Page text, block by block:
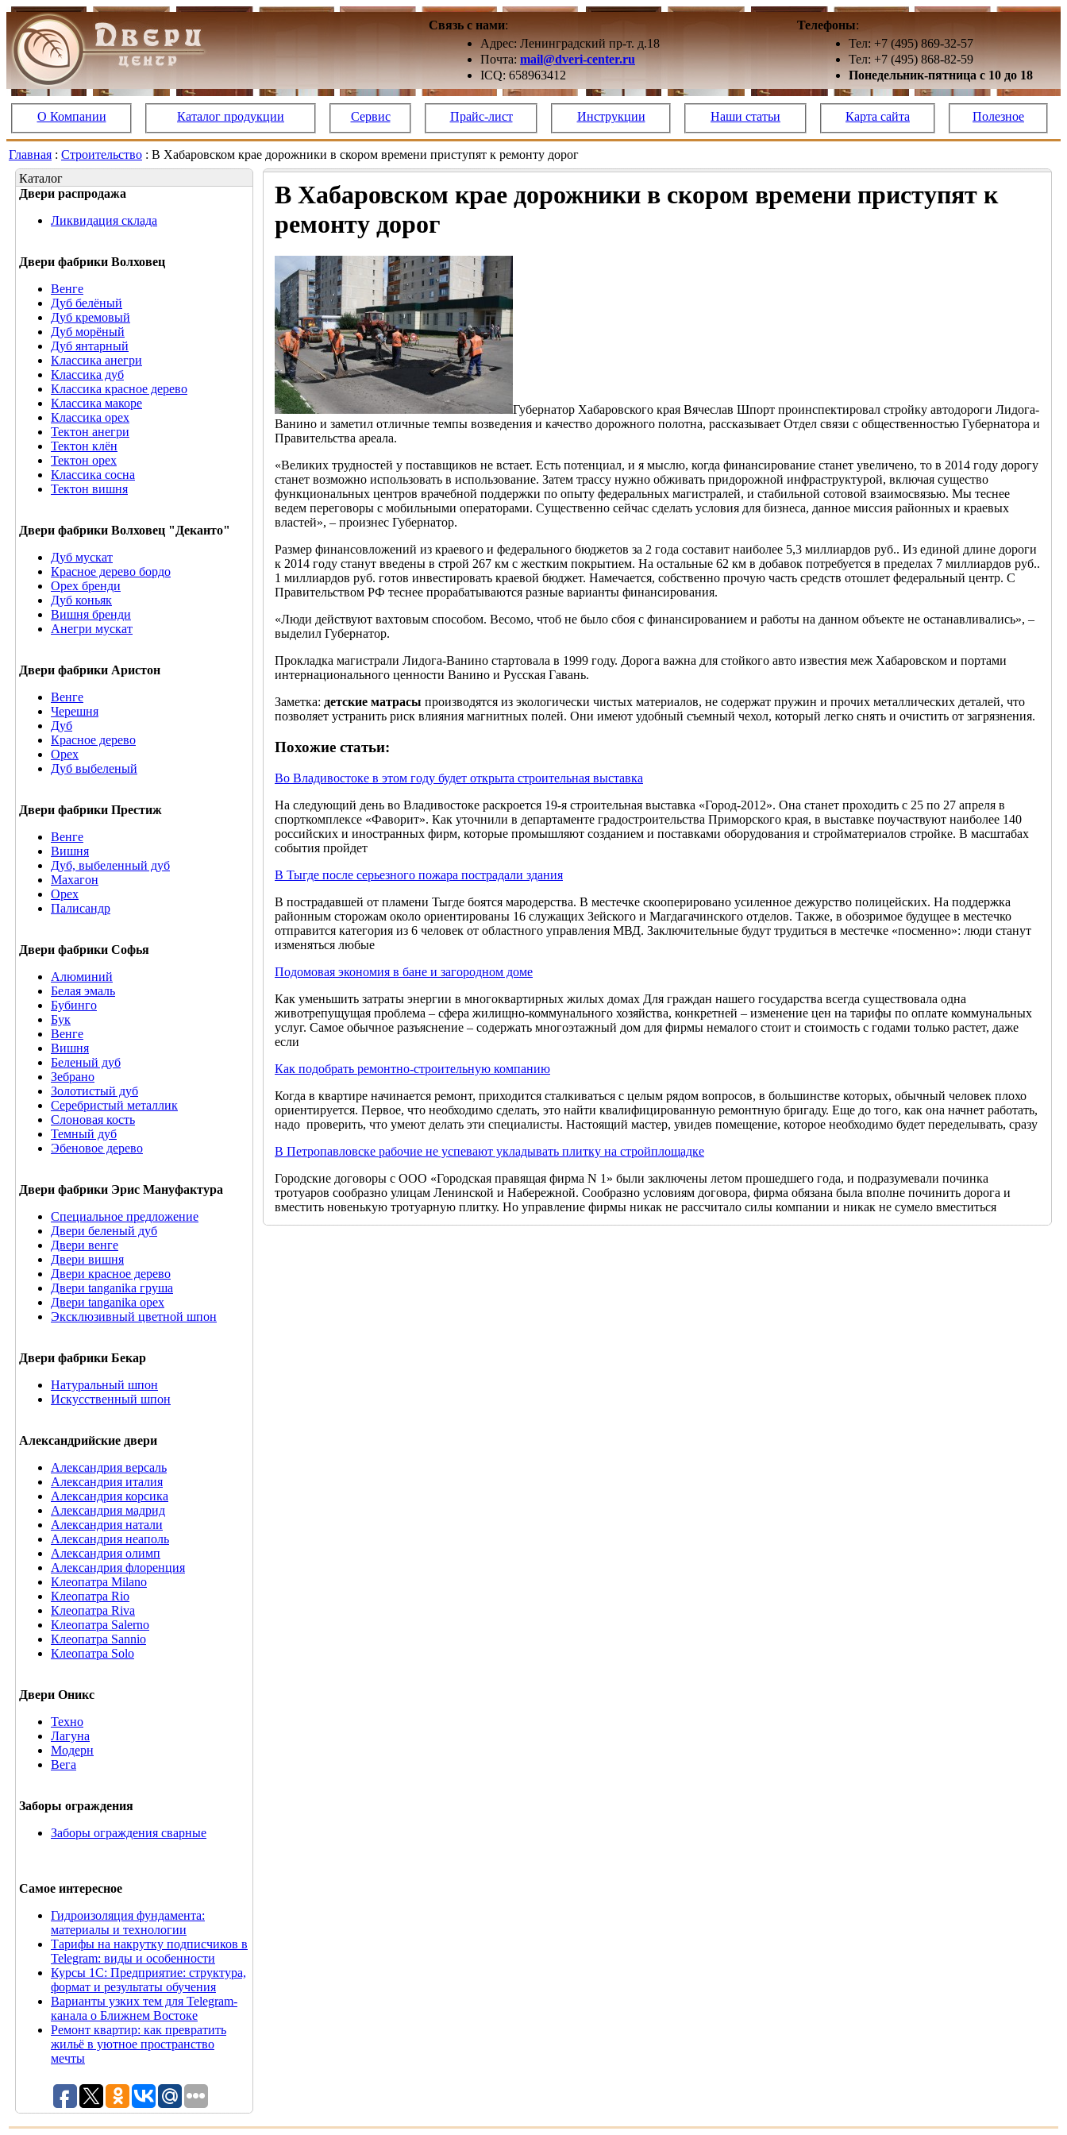
Связь с нами:
Адрес: Ленинградский пр-т. д.18
Почта:mail@dveri-center.ru
ICQ: 658963412
Телефоны:
Тел: +7 (495) 869-32-57
Тел: +7 (495) 868-82-59
Понедельник-пятница с 10 до 18
О Компании Каталог продукции Сервис Прайс-лист Инструкции Наши статьи Карта сайта Полезное
Главная : Строительство : В Хабаровском крае дорожники в скором времени приступят к ремонту дорог
Каталог
Двери распродажа
Ликвидация склада
Двери фабрики Волховец
Венге
Дуб белёный
Дуб кремовый
Дуб морёный
Дуб янтарный
Классика анегри
Классика дуб
Классика красное дерево
Классика макоре
Классика орех
Тектон анегри
Тектон клён
Тектон орех
Классика сосна
Тектон вишня
Двери фабрики Волховец "Деканто"
Дуб мускат
Красное дерево бордо
Орех бренди
Дуб коньяк
Вишня бренди
Анегри мускат
Двери фабрики Аристон
Венге
Черешня
Дуб
Красное дерево
Орех
Дуб выбеленый
Двери фабрики Престиж
Венге
Вишня
Дуб, выбеленный дуб
Махагон
Орех
Палисандр
Двери фабрики Софья
Алюминий
Белая эмаль
Бубинго
Бук
Венге
Вишня
Беленый дуб
Зебрано
Золотистый дуб
Серебристый металлик
Слоновая кость
Темный дуб
Эбеновое дерево
Двери фабрики Эрис Мануфактура
Специальное предложение
Двери беленый дуб
Двери венге
Двери вишня
Двери красное дерево
Двери tanganika груша
Двери tanganika oрех
Эксклюзивный цветной шпон
Двери фабрики Бекар
Натуральный шпон
Искусственный шпон
Александрийские двери
Александрия версаль
Александрия италия
Александрия корсика
Александрия мадрид
Александрия натали
Александрия неаполь
Александрия олимп
Александрия флоренция
Клеопатра Milano
Клеопатра Rio
Клеопатра Riva
Клеопатра Salerno
Клеопатра Sannio
Клеопатра Solo
Двери Оникс
Техно
Лагуна
Модерн
Вега
Заборы ограждения
Заборы ограждения сварные
Самое интересное
Гидроизоляция фундамента:
материалы и технологии
Тарифы на накрутку подписчиков в
Telegram: виды и особенности
Курсы 1С: Предприятие: структура,
формат и результаты обучения
Варианты узких тем для Telegram-
канала о Ближнем Востоке
Ремонт квартир: как превратить
жильё в уютное пространство
мечты
В Хабаровском крае дорожники в скором времени приступят к
ремонту дорог
Губернатор Хабаровского края Вячеслав Шпорт проинспектировал стройку автодороги Лидога-
Ванино и заметил отличные темпы возведения и качество дорожного полотна, рассказывает Отдел связи с общественностью Губернатора и
Правительства ареала.
«Великих трудностей у поставщиков не встает. Есть потенциал, и я мыслю, когда финансирование станет увеличено, то в 2014 году дорогу
станет возможно использовать в использование. Затем трассу нужно обживать придорожной инфраструктурой, включая существо
функциональных центров врачебной поддержки по опыту федеральных магистралей, и стабильной сотовой взаимосвязью. Мы теснее
ведем переговоры с мобильными операторами. Существенно сейчас сделать условия для бизнеса, данное миссия районных и краевых
властей», – произнес Губернатор.
Размер финансовложений из краевого и федерального бюджетов за 2 года составит наиболее 5,3 миллиардов руб.. Из единой длине дороги
к 2014 году станут введены в строй 267 км с жестким покрытием. На остальные 62 км в добавок потребуется в пределах 7 миллиардов руб..
1 миллиардов руб. готов инвестировать краевой бюджет. Намечается, собственно прочую часть средств отошлет федеральный центр. С
Правительством РФ теснее прорабатываются разные варианты финансирования.
«Люди действуют вахтовым способом. Весомо, чтоб не было сбоя с финансированием и работы на данном объекте не останавливались», –
выделил Губернатор.
Прокладка магистрали Лидога-Ванино стартовала в 1999 году. Дорога важна для стойкого авто известия меж Хабаровском и портами
интернационального ценности Ванино и Русская Гавань.
Заметка: детские матрасы производятся из экологически чистых материалов, не содержат пружин и прочих металлических деталей, что
позволяет устранить риск влияния магнитных полей. Они имеют удобный съемный чехол, который легко снять и очистить от загрязнения.
Похожие статьи:
Во Владивостоке в этом году будет открыта строительная выставка
На следующий день во Владивостоке раскроется 19-я строительная выставка «Город-2012». Она станет проходить с 25 по 27 апреля в
спорткомплексе «Фаворит». Как уточнили в департаменте градостроительства Приморского края, в выставке поучаствуют наиболее 140
российских и иностранных фирм, которые промышляют созданием и поставками оборудования и стройматериалов стройке. В масштабах
события пройдет
В Тыгде после серьезного пожара пострадали здания
В пострадавшей от пламени Тыгде боятся мародерства. В местечке скооперировано усиленное дежурство полицейских. На поддержка
районным сторожам около ориентированы 16 служащих Зейского и Магдагачинского отделов. Также, в обозримое будущее в местечко
отправится категория из 6 человек от областного управления МВД. Заключительные будут трудиться в местечке «посменно»: люди станут
изменяться любые
Подомовая экономия в бане и загородном доме
Как уменьшить затраты энергии в многоквартирных жилых домах Для граждан нашего государства всегда существовала одна
животрепущущая проблема – сфера жилищно-коммунального хозяйства, конкретней – изменение цен на тарифы по оплате коммунальных
услуг. Самое обычное разъяснение – содержать многоэтажный дом для фирмы немалого стоит и стоимость с годами только растет, даже
если
Как подобрать ремонтно-строительную компанию
Когда в квартире начинается ремонт, приходится сталкиваться с целым рядом вопросов, в большинстве которых, обычный человек плохо
ориентируется. Первое, что необходимо сделать, это найти квалифицированную ремонтную бригаду. Еще до того, как она начнет работать,
надо проверить, что умеют делать эти специалисты. Настоящий мастер, увидев помещение, которое необходимо будет переделывать, сразу
В Петропавловске рабочие не успевают укладывать плитку на стройплощадке
Городские договоры с ООО «Городская правящая фирма N 1» были заключены летом прошедшего года, и подразумевали починка
тротуаров сообразно улицам Ленинской и Набережной. Сообразно условиям договора, фирма обязана была вполне починить дорога и
вместить новенькую тротуарную плитку. Но управление фирмы никак не рассчитало силы компании и никак не сумело вместиться